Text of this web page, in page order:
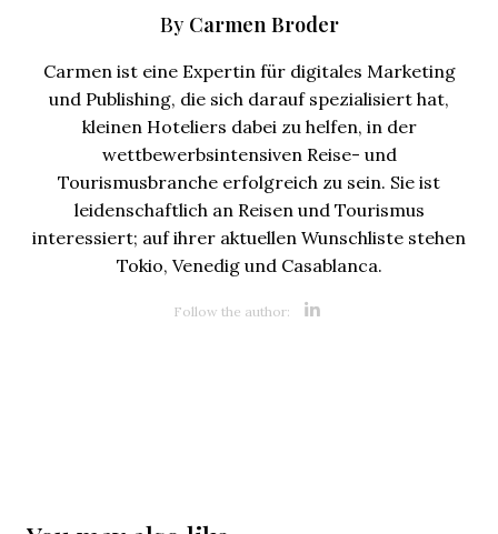
By Carmen Broder
Carmen ist eine Expertin für digitales Marketing
und Publishing, die sich darauf spezialisiert hat,
kleinen Hoteliers dabei zu helfen, in der
wettbewerbsintensiven Reise- und
Tourismusbranche erfolgreich zu sein. Sie ist
leidenschaftlich an Reisen und Tourismus
interessiert; auf ihrer aktuellen Wunschliste stehen
Tokio, Venedig und Casablanca.
Follow the author: